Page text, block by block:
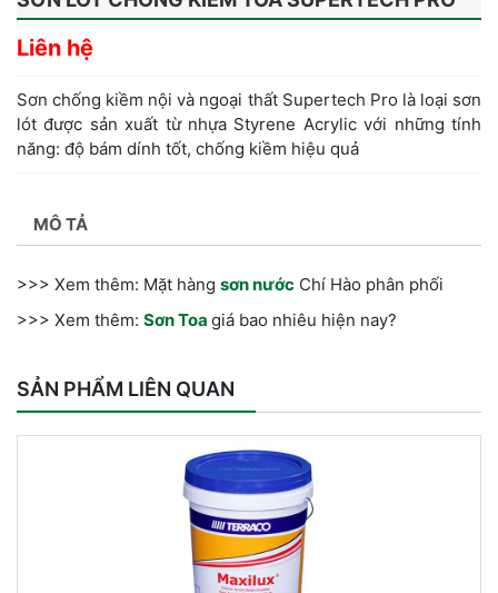
Liên hệ
Sơn chống kiềm nội và ngoại thất Supertech Pro là loại sơn
lót được sản xuất từ nhựa Styrene Acrylic với những tính
năng: độ bám dính tốt, chống kiềm hiệu quả
MÔ TẢ
>>> Xem thêm: Mặt hàng sơn nước Chí Hào phân phối
>>> Xem thêm: Sơn Toa giá bao nhiêu hiện nay?
SẢN PHẨM LIÊN QUAN